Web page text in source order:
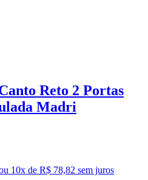
Reto 2 Portas
Madri
10x de R$ 78,82 sem juros